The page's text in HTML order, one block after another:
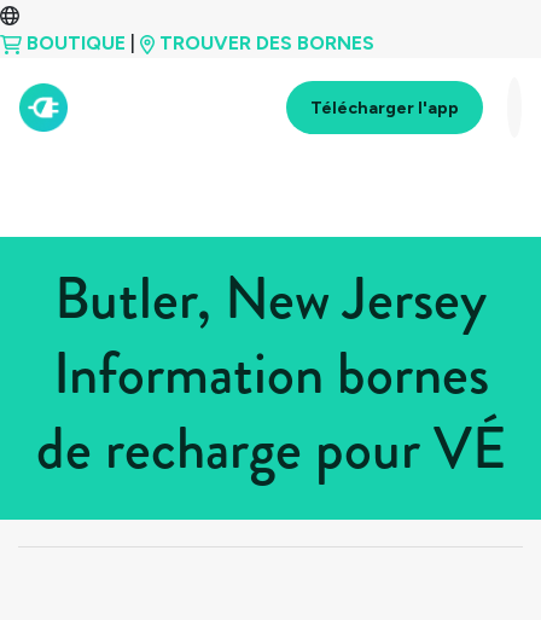
BOUTIQUE TROUVER DES BORNES
Télécharger l'app
Butler, New Jersey
Information bornes
de recharge pour VÉ
États-Unis > New Jersey